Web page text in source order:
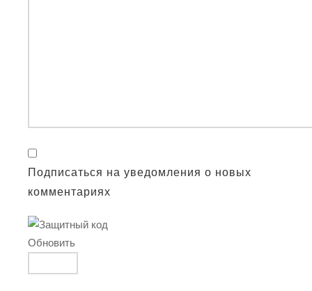
Подписаться на уведомления о новых
комментариях
Обновить